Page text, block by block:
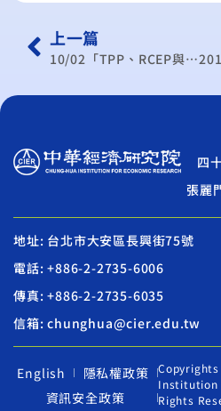
上一篇
10/02「TPP、RCEP與亞太區域整合」國際研討會 新聞稿
四
張麗
地址: 台北市大安區長興街75號
電話: +886-2-2735-6006
傳真: +886-2-2735-6035
信箱: chunghua@cier.edu.tw
English
隱私權政策
資訊安全政策
Institution
Rights